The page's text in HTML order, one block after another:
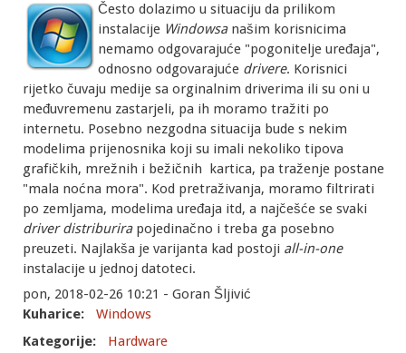
Često dolazimo u situaciju da prilikom
instalacije Windowsanašim korisnicima
nemamo odgovarajuće "pogonitelje uređaja",
odnosno odgovarajuće drivere. Korisnici
rijetko čuvaju medije sa orginalnim driverima ili su oni u
međuvremenu zastarjeli, pa ih moramo tražiti po
internetu. Posebno nezgodna situacija bude s nekim
modelima prijenosnika koji su imali nekoliko tipova
grafičkih, mrežnih i bežičnih kartica, pa traženje postane
"mala noćna mora". Kod pretraživanja, moramo filtrirati
po zemljama, modelima uređaja itd, a najčešće se svaki
driver distriburirapojedinačno i treba ga posebno
preuzeti. Najlakša je varijanta kad postoji all-in-one
instalacije u jednoj datoteci.
pon, 2018-02-26 10:21 - Goran Šljivić
Kuharice:
Windows
Kategorije:
Hardware